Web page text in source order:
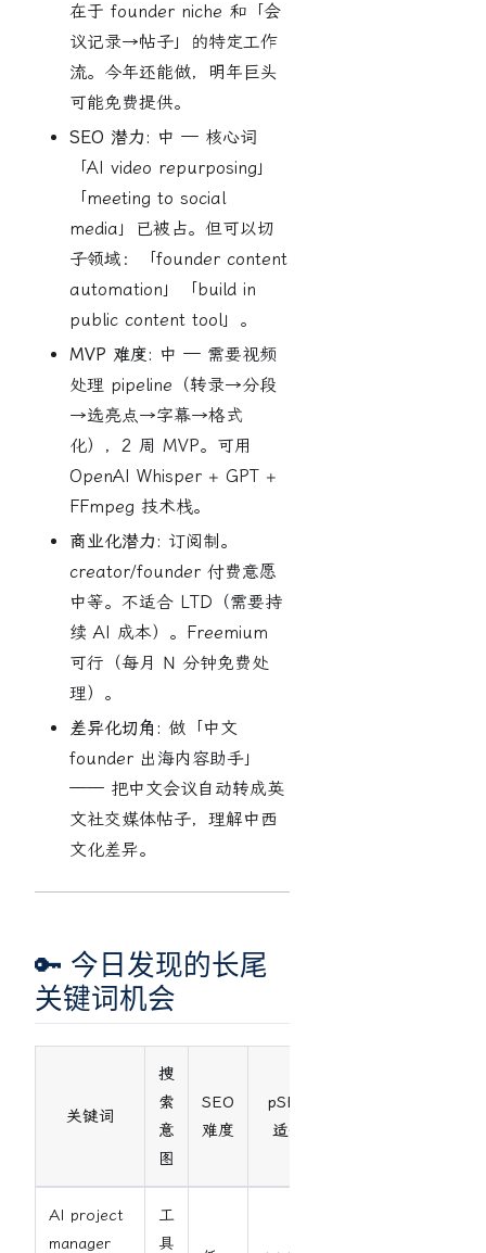
在于 founder niche 和「会
议记录→帖子」的特定工作
流。今年还能做，明年巨头
可能免费提供。
SEO 潜力: 中 — 核心词
「AI video repurposing」
「meeting to social
media」已被占。但可以切
子领域：「founder content
automation」「build in
public content tool」。
MVP 难度: 中 — 需要视频
处理 pipeline（转录→分段
→选亮点→字幕→格式
化），2 周 MVP。可用
OpenAI Whisper + GPT +
FFmpeg 技术栈。
商业化潜力: 订阅制。
creator/founder 付费意愿
中等。不适合 LTD（需要持
续 AI 成本）。Freemium
可行（每月 N 分钟免费处
理）。
差异化切角: 做「中文
founder 出海内容助手」
—— 把中文会议自动转成英
文社交媒体帖子，理解中西
文化差异。
🔑 今日发现的长尾
关键词机会
关键词
搜
索
意
图
SEO
难度
pSEO
适合
AI project
manager
工
具